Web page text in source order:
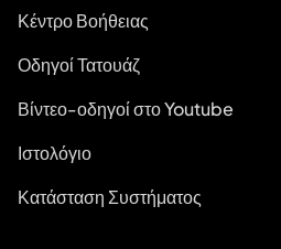
Κέντρο Βοήθειας
Οδηγοί Τατουάζ
Βίντεο-οδηγοί στο Youtube
Ιστολόγιο
Κατάσταση Συστήματος